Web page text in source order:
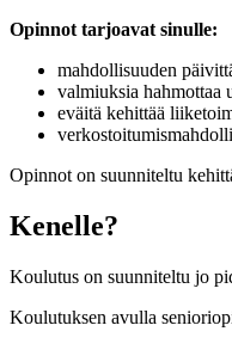
Opinnot tarjoavat sinulle:
mahdollisuuden
valmiuksia hahmottaa
eväitä kehittää
Opinnot on suunniteltu
Kenelle?
Koulutus on suunniteltu jo
Koulutuksen avulla